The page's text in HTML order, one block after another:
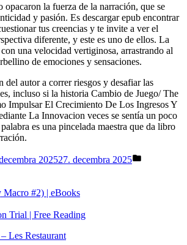
la fuerza de la narración, que se
y pasión. Es descargar epub encontrar
tus creencias y te invite a ver el
diferente, y este es uno de ellos. La
una velocidad vertiginosa, arrastrando al
de emociones y sensaciones.
del autor a correr riesgos y desafiar las
incluso si la historia Cambio de Juego/ The
Impulsar El Crecimiento De Los Ingresos Y
La Innovacion veces se sentía un poco
es una pincelada maestra que da libro
202527. decembra 2025
#2) | eBooks
Trial | Free Reading
Les Restaurant